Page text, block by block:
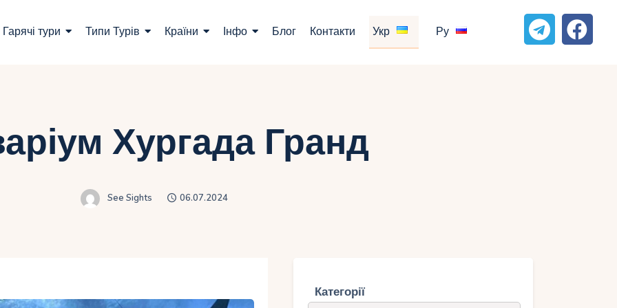
Гарячі тури Типи Турів Країни Інфо Блог Контакти Укр Ру
Хургада Гранд
See Sights 06.07.2024
Категорії